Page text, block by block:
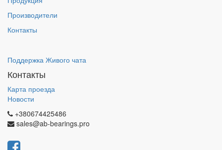
Производители
Контакты
Поддержка Живого чата
Контакты
Карта проезда
Новости
+380674425486
sales@ab-bearings.pro